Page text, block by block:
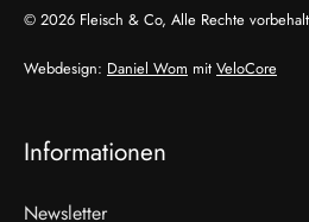
© 2026 Fleisch & Co, Alle Rechte
Webdesign: Daniel Wom mit VeloCore
Informationen
Newsletter